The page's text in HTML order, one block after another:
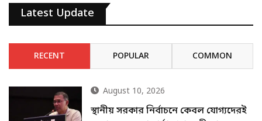
Latest Update
RECENT POPULAR COMMON
August 10, 2026
স্থানীয় সরকার নির্বাচনে কেবল যোগ্যদেরই